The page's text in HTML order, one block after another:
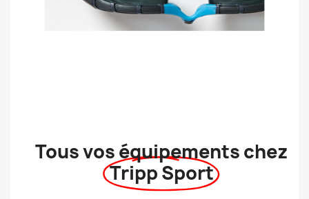
Tous vos équipements chez
Tripp Sport